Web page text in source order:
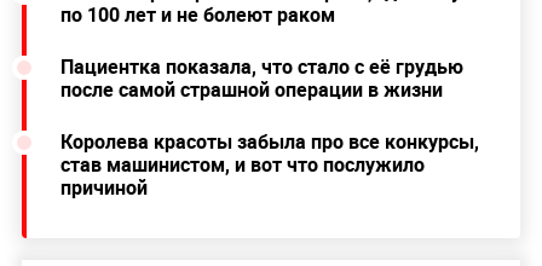
по 100 лет и не болеют раком
Пациентка показала, что стало с её грудью
после самой страшной операции в жизни
Королева красоты забыла про все конкурсы,
став машинистом, и вот что послужило
причиной